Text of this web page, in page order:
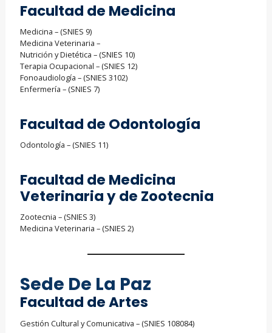
Facultad de Medicina
Medicina – (SNIES 9)
Medicina Veterinaria –
Nutrición y Dietética – (SNIES 10)
Terapia Ocupacional – (SNIES 12)
Fonoaudiología – (SNIES 3102)
Enfermería – (SNIES 7)
Facultad de Odontología
Odontología – (SNIES 11)
Facultad de Medicina
Veterinaria y de Zootecnia
Zootecnia – (SNIES 3)
Medicina Veterinaria – (SNIES 2)
Sede De La Paz
Facultad de Artes
Gestión Cultural y Comunicativa – (SNIES 108084)